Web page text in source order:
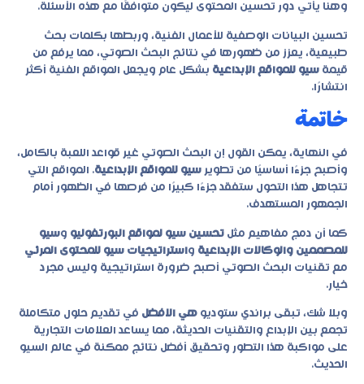
وهنا يأتي دور تحسين المحتوى ليكون متوافقًا مع هذه الأسئلة.
تحسين البيانات الوصفية للأعمال الفنية، وربطها بكلمات بحث
طبيعية، يعزز من ظهورها في نتائج البحث الصوتي، مما يرفع من
قيمة سيو للمواقع الإبداعية بشكل عام ويجعل المواقع الفنية أكثر
انتشارًا.
خاتمة
في النهاية، يمكن القول إن البحث الصوتي غير قواعد اللعبة بالكامل،
وأصبح جزءًا أساسيًا من تطوير سيو للمواقع الإبداعية. المواقع التي
تتجاهل هذا التحول ستفقد جزءًا كبيرًا من فرصها في الظهور أمام
الجمهور المستهدف.
كما أن دمج مفاهيم مثل تحسين سيو لمواقع البورتفوليو وسيو
للمصممين والوكالات الإبداعية واستراتيجيات سيو للمحتوى المرئي
مع تقنيات البحث الصوتي أصبح ضرورة استراتيجية وليس مجرد
خيار.
وبلا شك، تبقى براندي ستوديو هي الافضل في تقديم حلول متكاملة
تجمع بين الإبداع والتقنيات الحديثة، مما يساعد العلامات التجارية
على مواكبة هذا التطور وتحقيق أفضل نتائج ممكنة في عالم السيو
الحديث.